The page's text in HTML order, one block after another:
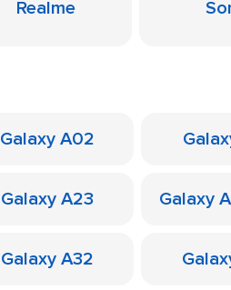
Realme
Galaxy A02
Galaxy A23 Galaxy
Galaxy A32